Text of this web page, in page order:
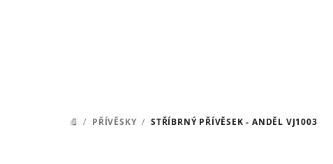
DOMŮ
/ PŘÍVĚSKY / STŘÍBRNÝ PŘÍVĚSEK - ANDĚL VJ1003